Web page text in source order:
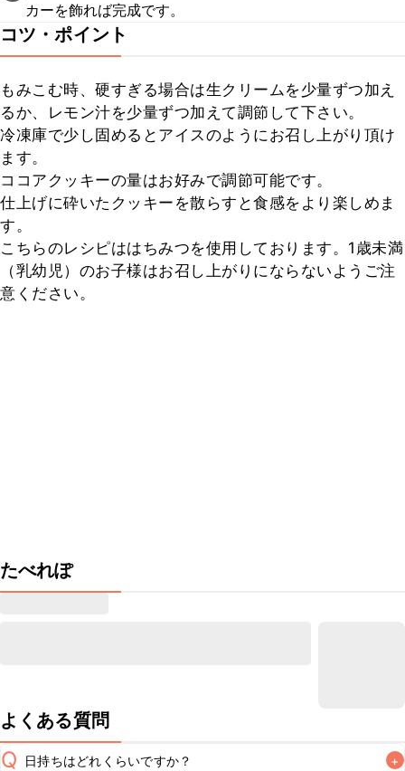
カーを飾れば完成です。
コツ・ポイント
もみこむ時、硬すぎる場合は生クリームを少量ずつ加え
るか、レモン汁を少量ずつ加えて調節して下さい。
冷凍庫で少し固めるとアイスのようにお召し上がり頂け
ます。
ココアクッキーの量はお好みで調節可能です。
仕上げに砕いたクッキーを散らすと食感をより楽しめま
す。
こちらのレシピははちみつを使用しております。1歳未満
（乳幼児）のお子様はお召し上がりにならないようご注
意ください。
たべれぽ
よくある質問
Q 日持ちはどれくらいですか？ +